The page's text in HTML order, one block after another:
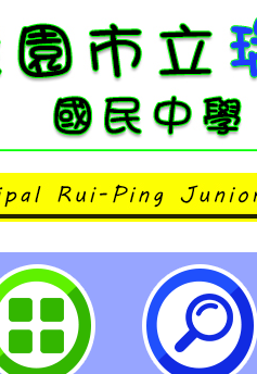
大學進修推廣處
營隊簡章-桃園